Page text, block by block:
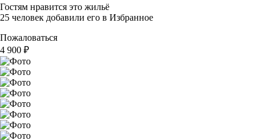
Гостям нравится это жильё
25 человек добавили его в Избранное
Пожаловаться
4 900 ₽